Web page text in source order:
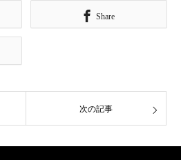
Share
次の記事